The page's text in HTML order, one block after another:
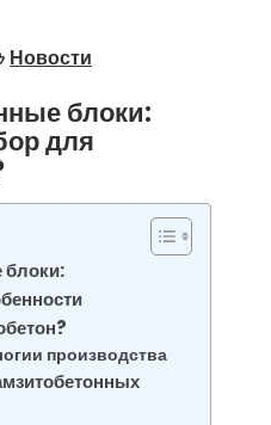
Новости
блоки:
для
блоки:
производства